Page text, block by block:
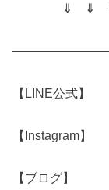
⇓ ⇓
【LINE公式】
【Instagram】
【ブログ】